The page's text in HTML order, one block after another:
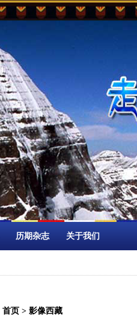
历期杂志 关于我们
首页 > 影像西藏